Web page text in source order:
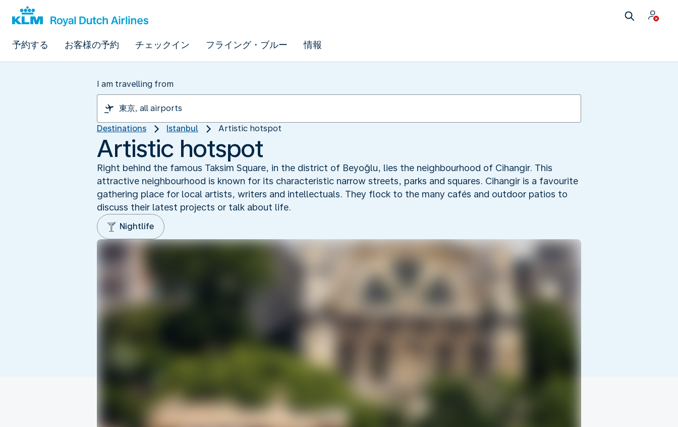
予約する お客様の予約 チェックイン フライング・ブルー 情報
I am travelling from
Destinations Istanbul Artistic hotspot
Artistic hotspot
Right behind the famous Taksim Square, in the district of Beyoğlu, lies the neighbourhood of Cihangir. This
attractive neighbourhood is known for its characteristic narrow streets, parks and squares. Cihangir is a favourite
gathering place for local artists, writers and intellectuals. They flock to the many cafés and outdoor patios to
discuss their latest projects or talk about life.
Nightlife